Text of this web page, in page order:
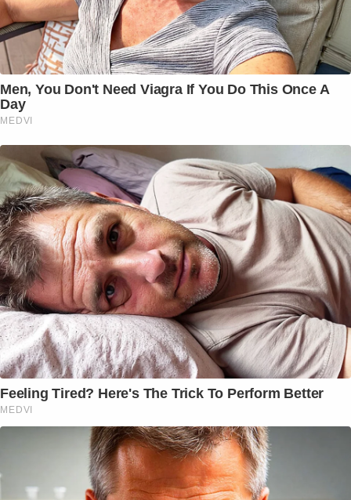
Men, You Don't Need Viagra If You Do This Once A
Day
MEDVI
Feeling Tired? Here's The Trick To Perform Better
MEDVI